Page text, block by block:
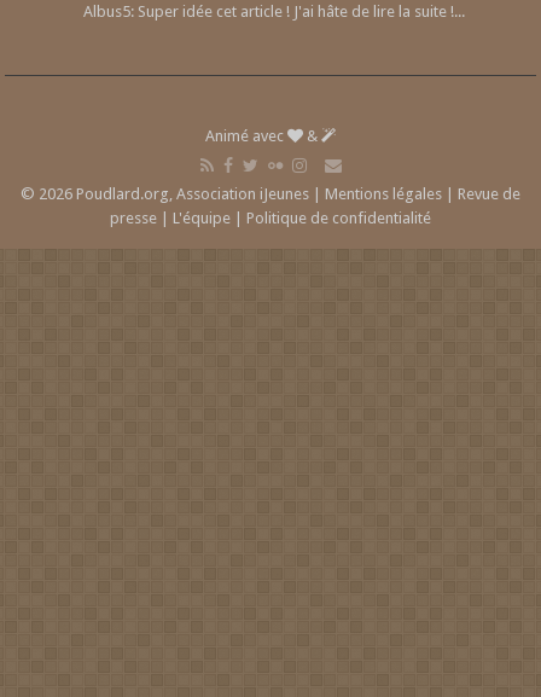
Albus5: Super idée cet article ! J'ai hâte de lire la suite !...
Animé avec &
© 2026 Poudlard.org, Association iJeunes | Mentions légales | Revue de
presse | L'équipe | Politique de confidentialité